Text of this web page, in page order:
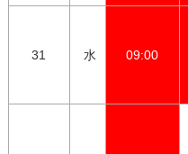
31 水 09:00